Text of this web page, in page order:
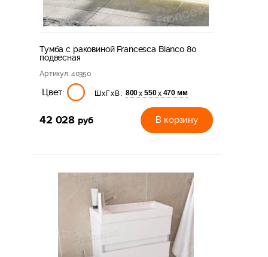
Тумба с раковиной Francesca Bianco 80
подвесная
Артикул: 40350
Цвет: ШхГхВ: 800х 550х 470 мм
42 028 руб В корзину